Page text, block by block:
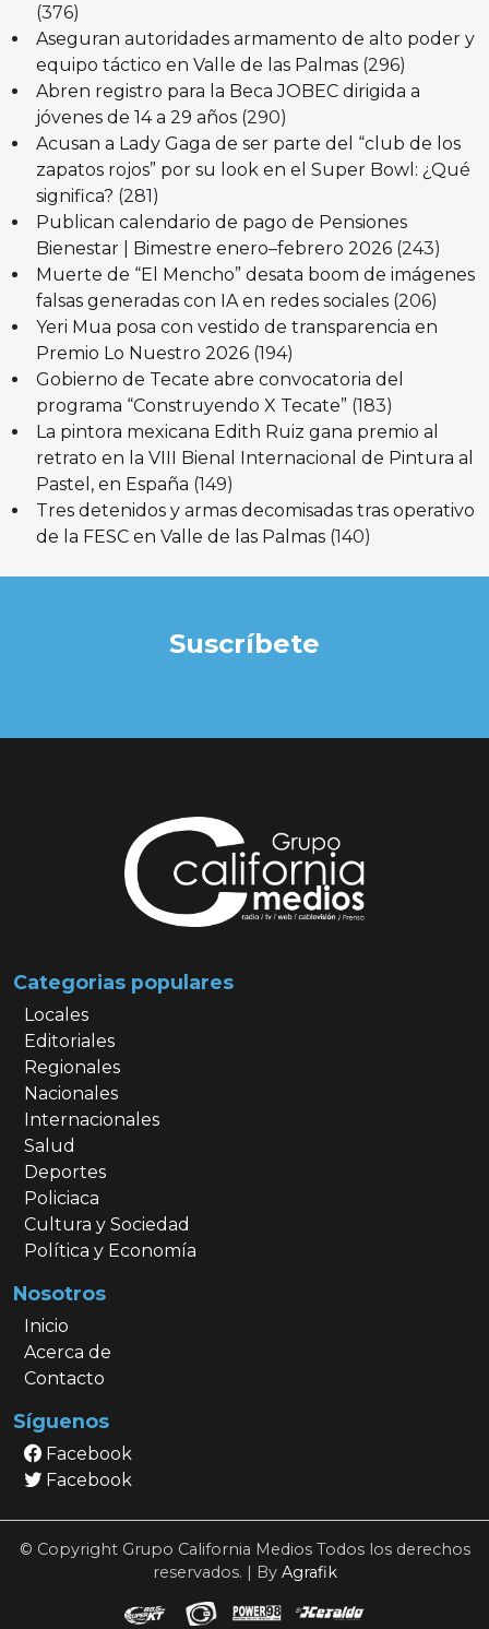
(376)
Aseguran autoridades armamento de alto poder y
equipo táctico en Valle de las Palmas (296)
Abren registro para la Beca JOBEC dirigida a
jóvenes de 14 a 29 años (290)
Acusan a Lady Gaga de ser parte del “club de los
zapatos rojos” por su look en el Super Bowl: ¿Qué
significa? (281)
Publican calendario de pago de Pensiones
Bienestar | Bimestre enero–febrero 2026 (243)
Muerte de “El Mencho” desata boom de imágenes
falsas generadas con IA en redes sociales (206)
Yeri Mua posa con vestido de transparencia en
Premio Lo Nuestro 2026 (194)
Gobierno de Tecate abre convocatoria del
programa “Construyendo X Tecate” (183)
La pintora mexicana Edith Ruiz gana premio al
retrato en la VIII Bienal Internacional de Pintura al
Pastel, en España (149)
Tres detenidos y armas decomisadas tras operativo
de la FESC en Valle de las Palmas (140)
Suscríbete
Categorias populares
Locales
Editoriales
Regionales
Nacionales
Internacionales
Salud
Deportes
Policiaca
Cultura y Sociedad
Política y Economía
Nosotros
Inicio
Acerca de
Contacto
Síguenos
Facebook
Facebook
© Copyright Grupo California Medios Todos los derechos
reservados. | By Agrafik